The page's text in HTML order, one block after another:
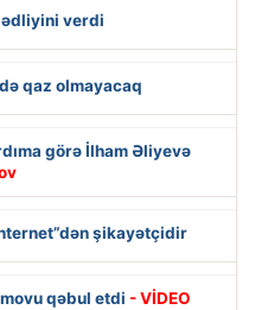
verdi
qaz olmayacaq
görə İlham Əliyevə
şikayətçidir
qəbul etdi - VİDEO